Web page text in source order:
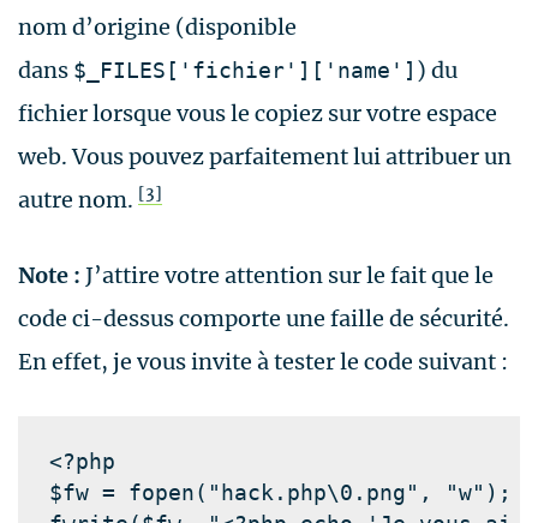
nom d’origine (disponible
dans $_FILES['fichier']['name'] ) du
fichier lorsque vous le copiez sur votre espace
web. Vous pouvez parfaitement lui attribuer un
autre nom.
[3]
Note : J’attire votre attention sur le fait que le
code ci-dessus comporte une faille de sécurité.
En effet, je vous invite à tester le code suivant :
<?php
$fw = fopen( "hack.php\0.png" , "w"